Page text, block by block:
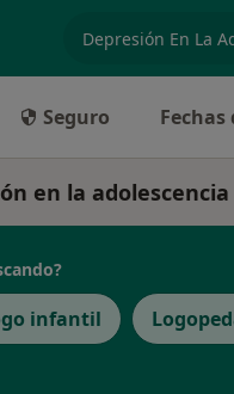
especialidad,
Seguro
en la
infantil